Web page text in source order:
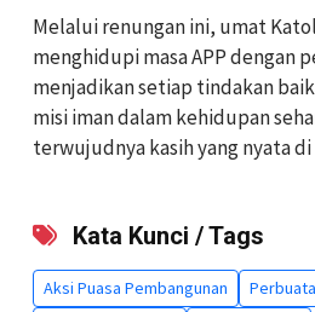
Melalui renungan ini, umat
menghidupi masa APP dengan
menjadikan setiap tindakan
misi iman dalam kehidupan
terwujudnya kasih yang nyata
Kata Kunci / Tags
Aksi Puasa Pembangunan